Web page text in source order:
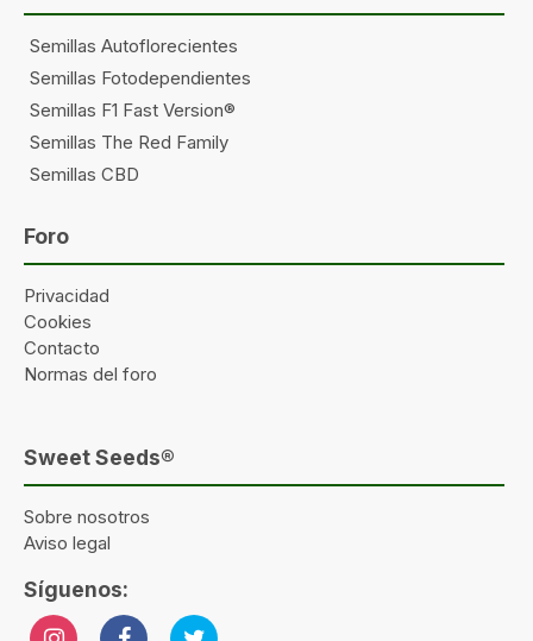
Semillas Autoflorecientes
Semillas Fotodependientes
Semillas F1 Fast Version®
Semillas The Red Family
Semillas CBD
Foro
Privacidad
Cookies
Contacto
Normas del foro
Sweet Seeds®
Sobre nosotros
Aviso legal
Síguenos: